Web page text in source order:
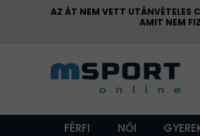
AZ ÁT NEM VETT
AMIT NEM
FÉRFI NŐI